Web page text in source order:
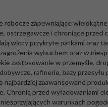
zapewniające
i chroniące przed
wloty przykryte patkami oraz
wybuchem oraz w
zastosowanie w przemyśle,
rafinerie, bazy
zaawansowane
Chronią przed
warunkach